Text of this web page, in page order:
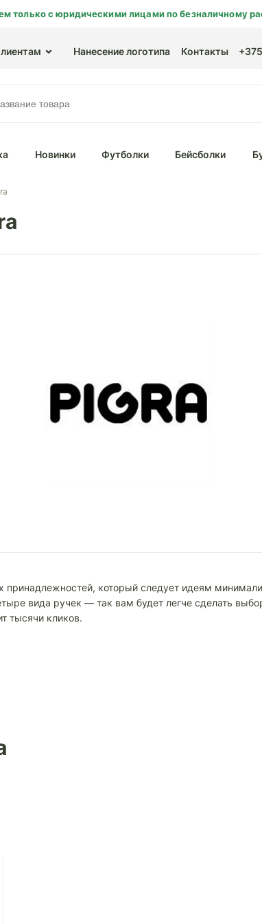
только с юридическими лицами по безналичному
Нанесение логотипа Контакты
Новинки Футболки Бейсболки
принадлежностей, который следует идеям
вида ручек — так вам будет легче сделать
тысячи кликов.